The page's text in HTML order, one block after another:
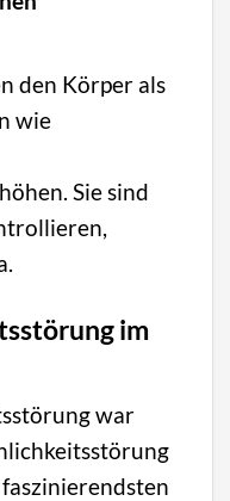
den Körper als
wie
Sie sind
im
war